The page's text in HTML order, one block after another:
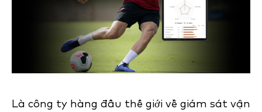
Là công ty hàng đầu thế giới về giám sát vận